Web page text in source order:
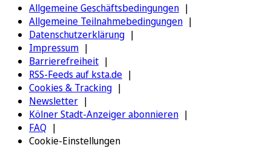
Allgemeine Geschäftsbedingungen
Allgemeine Teilnahmebedingungen
Datenschutzerklärung
Impressum
Barrierefreiheit
RSS-Feeds auf ksta.de
Cookies & Tracking
Newsletter
Kölner Stadt-Anzeiger abonnieren
FAQ
Cookie-Einstellungen